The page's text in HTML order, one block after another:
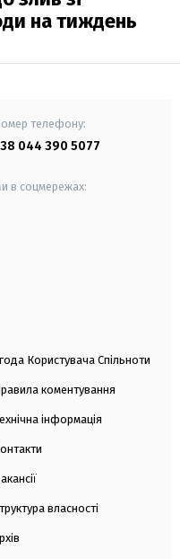
на тиждень
телефону:
044 390 5077
в соцмережах:
Користувача Спільноти
коментування
інформація
власності